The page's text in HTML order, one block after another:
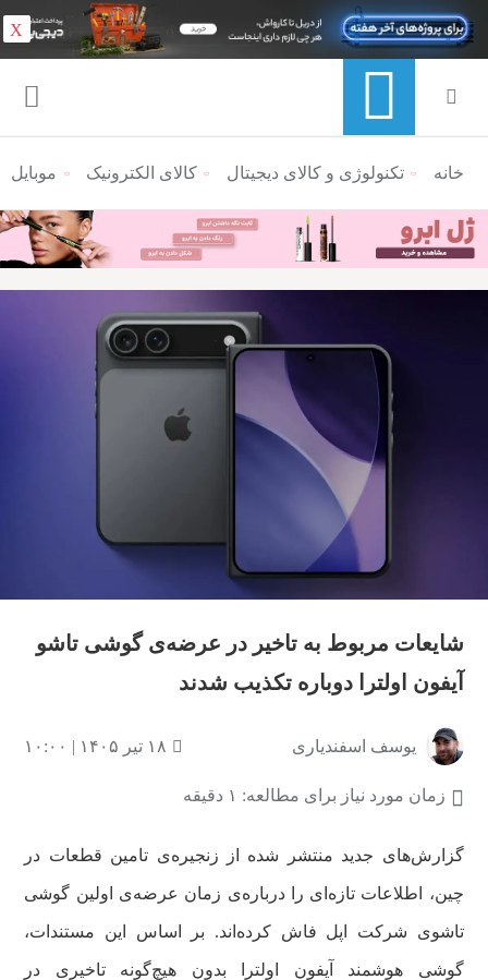
منوی ناوبری خرده نان
خانه تکنولوژی و کالای دیجیتال کالای الکترونیک موبایل
شایعات مربوط به تاخیر در عرضه‌ی گوشی تاشو
آیفون اولترا دوباره تکذیب شدند
یوسف اسفندیاری ۱۸ تیر ۱۴۰۵ | ۱۰:۰۰
زمان مورد نیاز برای مطالعه: ۱ دقیقه
گزارش‌های جدید منتشر شده از زنجیره‌ی تامین قطعات در
چین، اطلاعات تازه‌ای را درباره‌ی زمان عرضه‌ی اولین گوشی
تاشوی شرکت اپل فاش کرده‌اند. بر اساس این مستندات،
گوشی هوشمند آیفون اولترا بدون هیچ‌گونه تاخیری در
X